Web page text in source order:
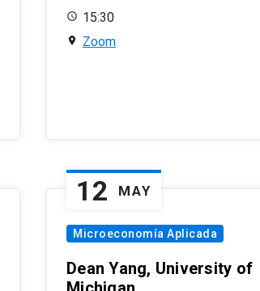
15:30
Zoom
12 MAY
Microeconomía Aplicada
Dean Yang, University of